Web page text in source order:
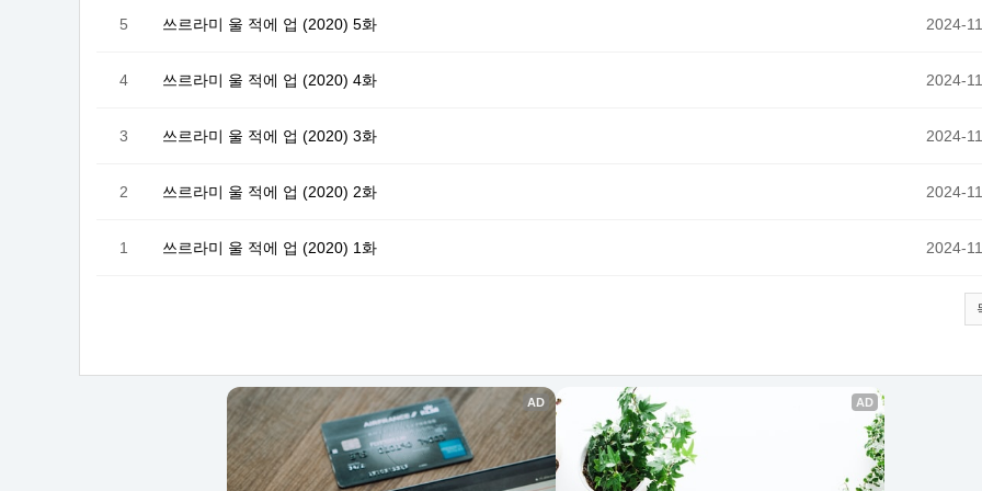
5 쓰르라미 울 적에 업 (2020) 5화 2024-
4 쓰르라미 울 적에 업 (2020) 4화 2024-
3 쓰르라미 울 적에 업 (2020) 3화 2024-
2 쓰르라미 울 적에 업 (2020) 2화 2024-
1 쓰르라미 울 적에 업 (2020) 1화 2024-